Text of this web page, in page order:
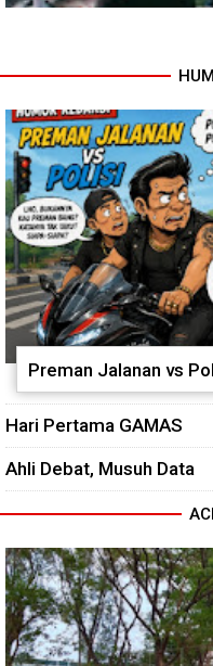
Babinsa dan
RI ke-81 dengan Kibarkan
Merah Putih
Preman Jalanan vs
Hari Pertama GAMAS
Ahli Debat, Musuh Data